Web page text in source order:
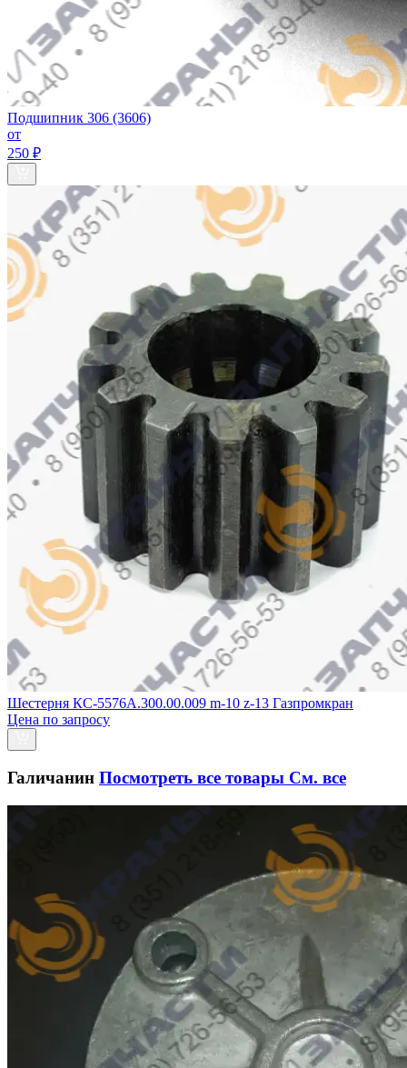
Подшипник 306 (3606)
от
250 ₽
Шестерня КС-5576А.300.00.009 m-10 z-13 Газпромкран
Цена по запросу
Галичанин Посмотреть все товары См. все